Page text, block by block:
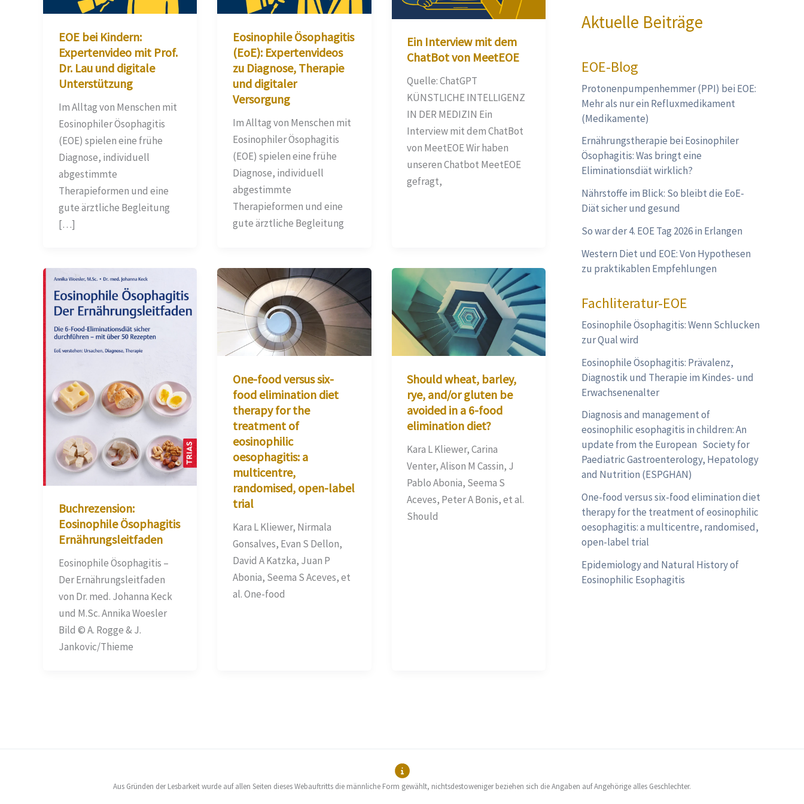
EOE bei Kindern:
Expertenvideo mit Prof.
Dr. Lau und digitale
Unterstützung
Im Alltag von Menschen mit
Eosinophiler Ösophagitis
(EOE) spielen eine frühe
Diagnose, individuell
abgestimmte
Therapieformen und eine
gute ärztliche Begleitung
[…]
Eosinophile Ösophagitis
(EoE): Expertenvideos
zu Diagnose, Therapie
und digitaler
Versorgung
Im Alltag von Menschen mit
Eosinophiler Ösophagitis
(EOE) spielen eine frühe
Diagnose, individuell
abgestimmte
Therapieformen und eine
gute ärztliche Begleitung
Ein Interview mit dem
ChatBot von MeetEOE
Quelle: ChatGPT
KÜNSTLICHE INTELLIGENZ
IN DER MEDIZIN Ein
Interview mit dem ChatBot
von MeetEOE Wir haben
unseren Chatbot MeetEOE
gefragt,
Buchrezension:
Eosinophile Ösophagitis
Ernährungsleitfaden
Eosinophile Ösophagitis –
Der Ernährungsleitfaden
von Dr. med. Johanna Keck
und M.Sc. Annika Woesler
Bild © A. Rogge & J.
Jankovic/Thieme
One-food versus six-
food elimination diet
therapy for the
treatment of
eosinophilic
oesophagitis: a
multicentre,
randomised, open-label
trial
Kara L Kliewer, Nirmala
Gonsalves, Evan S Dellon,
David A Katzka, Juan P
Abonia, Seema S Aceves, et
al. One-food
Should wheat, barley,
rye, and/or gluten be
avoided in a 6-food
elimination diet?
Kara L Kliewer, Carina
Venter, Alison M Cassin, J
Pablo Abonia, Seema S
Aceves, Peter A Bonis, et al.
Should
Aktuelle Beiträge
EOE-Blog
Protonenpumpenhemmer (PPI) bei EOE:
Mehr als nur ein Refluxmedikament
(Medikamente)
Ernährungstherapie bei Eosinophiler
Ösophagitis: Was bringt eine
Eliminationsdiät wirklich?
Nährstoffe im Blick: So bleibt die EoE-
Diät sicher und gesund
So war der 4. EOE Tag 2026 in Erlangen
Western Diet und EOE: Von Hypothesen
zu praktikablen Empfehlungen
Fachliteratur-EOE
Eosinophile Ösophagitis: Wenn Schlucken
zur Qual wird
Eosinophile Ösophagitis: Prävalenz,
Diagnostik und Therapie im Kindes- und
Erwachsenenalter
Diagnosis and management of
eosinophilic esophagitis in children: An
update from the European Society for
Paediatric Gastroenterology, Hepatology
and Nutrition (ESPGHAN)
One-food versus six-food elimination diet
therapy for the treatment of eosinophilic
oesophagitis: a multicentre, randomised,
open-label trial
Epidemiology and Natural History of
Eosinophilic Esophagitis
Aus Gründen der Lesbarkeit wurde auf allen Seiten dieses Webauftritts die männliche Form gewählt, nichtsdestoweniger beziehen sich die Angaben auf Angehörige alles Geschlechter.